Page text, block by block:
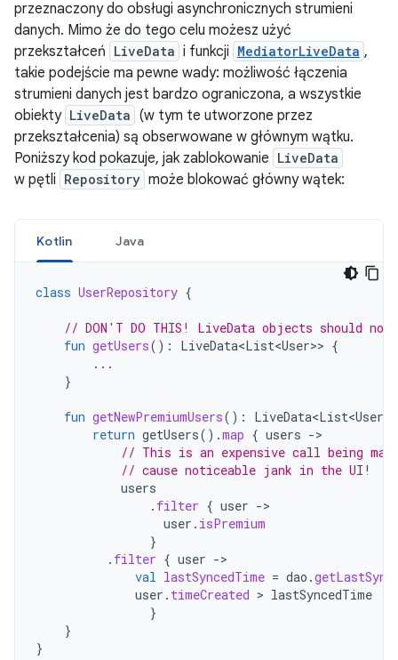
przeznaczony do obsługi asynchronicznych strumieni
danych. Mimo że do tego celu możesz użyć
przekształceń LiveData i funkcji MediatorLiveData ,
takie podejście ma pewne wady: możliwość łączenia
strumieni danych jest bardzo ograniczona, a wszystkie
obiekty LiveData (w tym te utworzone przez
przekształcenia) są obserwowane w głównym wątku.
Poniższy kod pokazuje, jak zablokowanie LiveData
w pętli Repository może blokować główny wątek:
Kotlin Java
class UserRepository {
// DON'T DO THIS! LiveData objects should
fun getUsers(): LiveData<List<User>> {
...
}
fun getNewPremiumUsers(): LiveData<List<User>
return getUsers().map { users -
// This is an expensive call being
// cause noticeable jank in the UI!
users
. filter { user -
user . isPremium
}
. filter { user -
val lastSyncedTime = dao .
user . timeCreated > lastSyncedTime
}
}
}